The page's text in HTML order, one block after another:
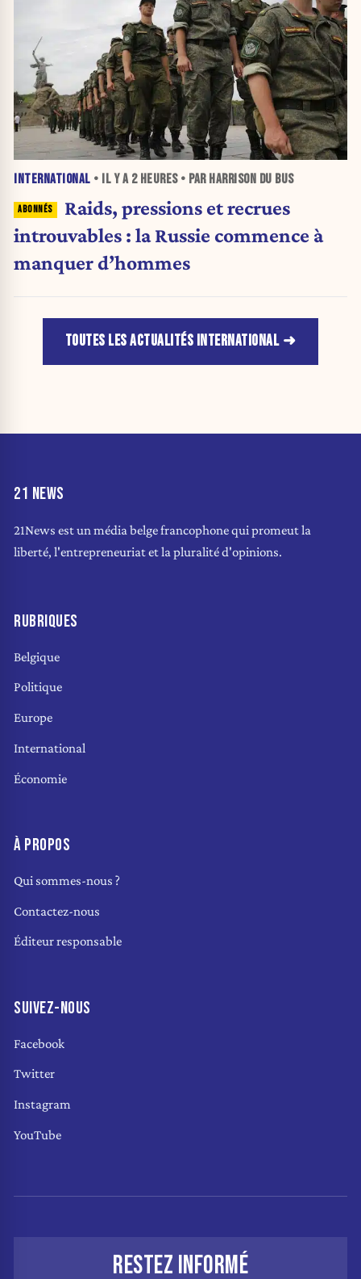
INTERNATIONAL • IL Y A 2 HEURES• PAR HARRISON DU BUS
Raids, pressions et recrues
introuvables : la Russie commence à
manquer d’hommes
TOUTES LES ACTUALITÉS INTERNATIONAL
21 NEWS
21News est un média belge francophone qui promeut la
liberté, l'entrepreneuriat et la pluralité d'opinions.
RUBRIQUES
Belgique
Politique
Europe
International
Économie
À PROPOS
Qui sommes-nous ?
Contactez-nous
Éditeur responsable
SUIVEZ-NOUS
Facebook
Twitter
Instagram
YouTube
RESTEZ INFORMÉ